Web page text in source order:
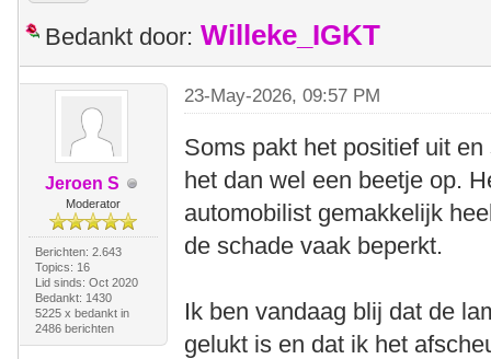
Bedankt door: Willeke_IGKT
Jeroen S
Moderator
Berichten: 2.643
Topics: 16
Lid sinds: Oct 2020
Bedankt: 1430
5225 x bedankt in
2486 berichten
23-May-2026, 09:57 PM
Soms pakt het positief uit
het dan wel een beetje op.
automobilist gemakkelijk
de schade vaak beperkt.
Ik ben vandaag blij dat de
gelukt is en dat ik het